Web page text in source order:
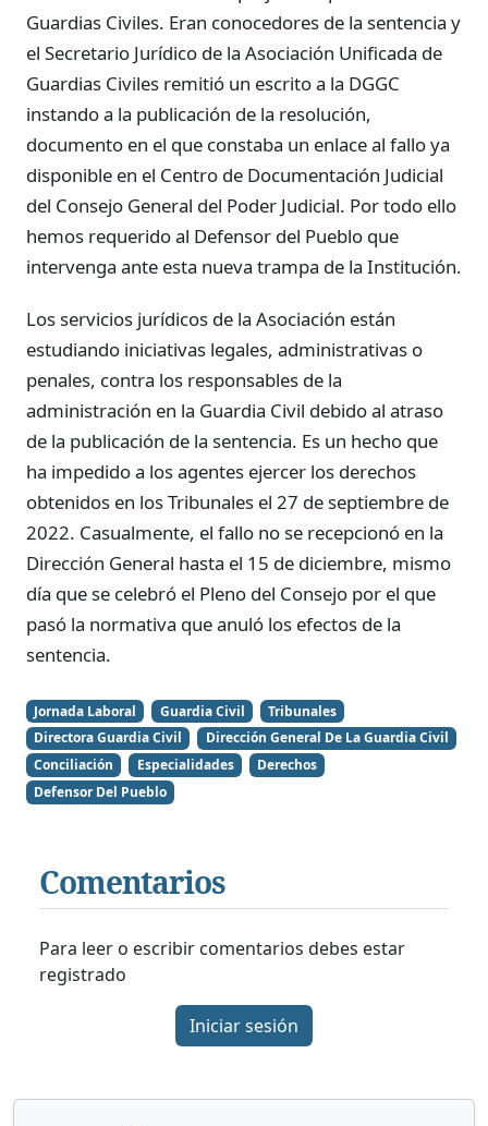
Guardias Civiles. Eran conocedores de la sentencia y
el Secretario Jurídico de la Asociación Unificada de
Guardias Civiles remitió un escrito a la DGGC
instando a la publicación de la resolución,
documento en el que constaba un enlace al fallo ya
disponible en el Centro de Documentación Judicial
del Consejo General del Poder Judicial. Por todo ello
hemos requerido al Defensor del Pueblo que
intervenga ante esta nueva trampa de la Institución.
Los servicios jurídicos de la Asociación están
estudiando iniciativas legales, administrativas o
penales, contra los responsables de la
administración en la Guardia Civil debido al atraso
de la publicación de la sentencia. Es un hecho que
ha impedido a los agentes ejercer los derechos
obtenidos en los Tribunales el 27 de septiembre de
2022. Casualmente, el fallo no se recepcionó en la
Dirección General hasta el 15 de diciembre, mismo
día que se celebró el Pleno del Consejo por el que
pasó la normativa que anuló los efectos de la
sentencia.
Jornada Laboral Guardia Civil
Tribunales
Directora Guardia Civil
Dirección General De La Guardia Civil
Conciliación
Especialidades
Derechos
Defensor Del Pueblo
Comentarios
Para leer o escribir comentarios debes estar
registrado
Iniciar sesión